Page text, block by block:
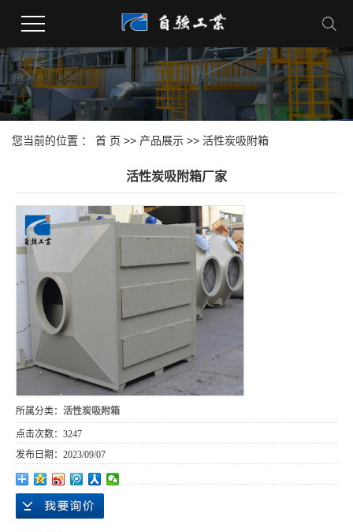
您当前的位置 ： 首 页 >> 产品展示 >> 活性炭吸附箱
活性炭吸附箱厂家
所属分类： 活性炭吸附箱
点击次数： 3247
发布日期： 2023/09/07